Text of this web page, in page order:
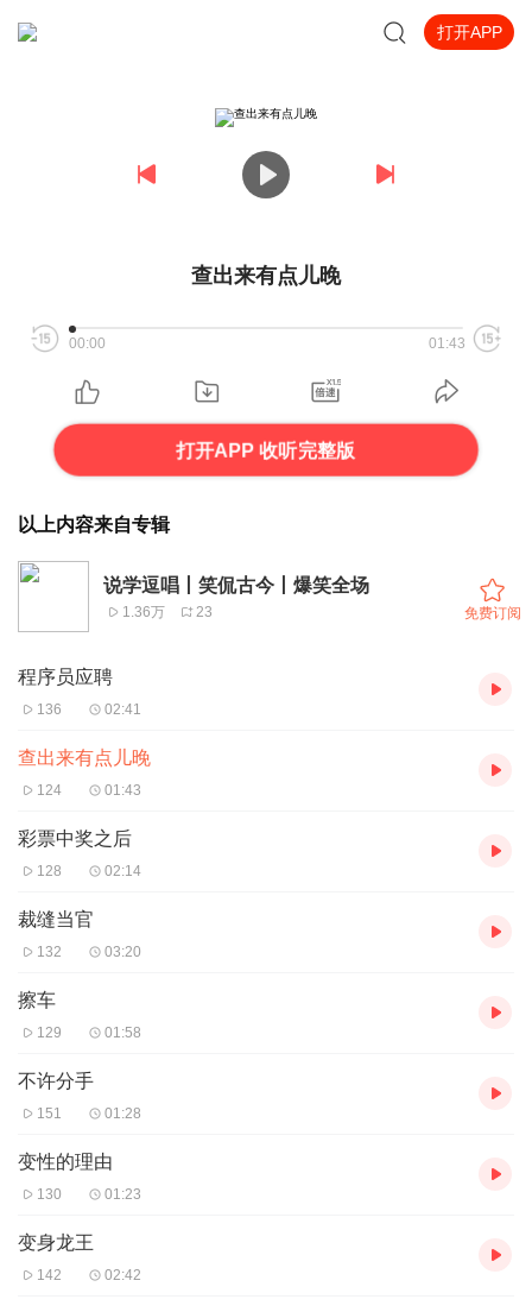
打开APP
查出来有点儿晚
00:00 01:43
打开APP 收听完整版
以上内容来自专辑
说学逗唱丨笑侃古今丨爆笑全场
1.36万 23 免费订阅
程序员应聘
136 02:41
查出来有点儿晚
124 01:43
彩票中奖之后
128 02:14
裁缝当官
132 03:20
擦车
129 01:58
不许分手
151 01:28
变性的理由
130 01:23
变身龙王
142 02:42